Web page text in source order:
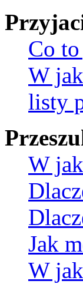
Co
W
listy
W
Jak
W